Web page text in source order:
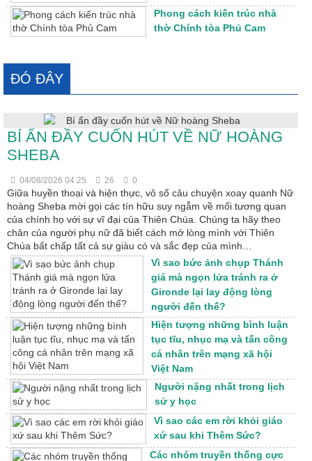
Phong cách kiến trúc nhà
thờ Chính tòa Phủ Cam
ĐÓ ĐÂY
BÍ ẨN ĐẦY CUỐN HÚT VỀ NỮ HOÀNG
SHEBA
04/08/2026 04:25 26 0
Giữa huyền thoại và hiện thực, vô số câu chuyện xoay quanh Nữ
hoàng Sheba mời gọi các tín hữu suy ngẫm về mối tương quan
của chính họ với sự vĩ đại của Thiên Chúa. Chúng ta hãy theo
chân của người phụ nữ đã biết cách mở lòng mình với Thiên
Chúa bất chấp tất cả sự giàu có và sắc đẹp của mình…
Vì sao bức ảnh chụp Thánh
giá mà ngọn lửa tránh ra ở
Gironde lại lay động lòng
người đến thế?
Hiện tượng những bình luận
tục tĩu, nhục mạ và tấn công
cá nhân trên mạng xã hội
Việt Nam
Người nặng nhất trong lịch
sử y học
Vì sao các em rời khỏi giáo
xứ sau khi Thêm Sức?
Các nhóm truyền thống cực